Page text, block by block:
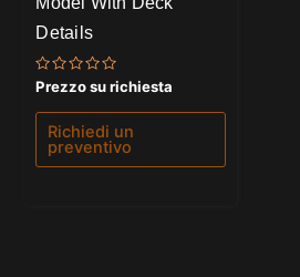
Details
Valutato
0
su
Prezzo su richiesta
Richiedi un
preventivo